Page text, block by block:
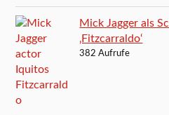
Mick Jagger als
‚Fitzcarraldo‘
382 Aufrufe